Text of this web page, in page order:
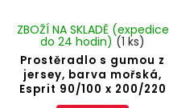
Prostěradlo s gumou z
jersey, barva mořská,
Esprit 90/100 x 200/220
ZBOŽÍ NA SKLADĚ (expedice
do 24 hodin)(1 ks)